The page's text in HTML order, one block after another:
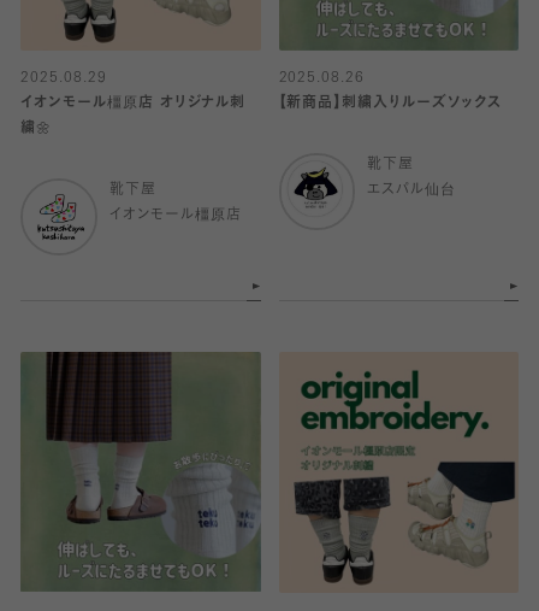
2025.08.29
イオンモール橿原店 オリジナル刺
繍🌼
靴下屋
イオンモール橿原店
2025.08.26
【新商品】刺繍入りルーズソックス
靴下屋
エスパル仙台